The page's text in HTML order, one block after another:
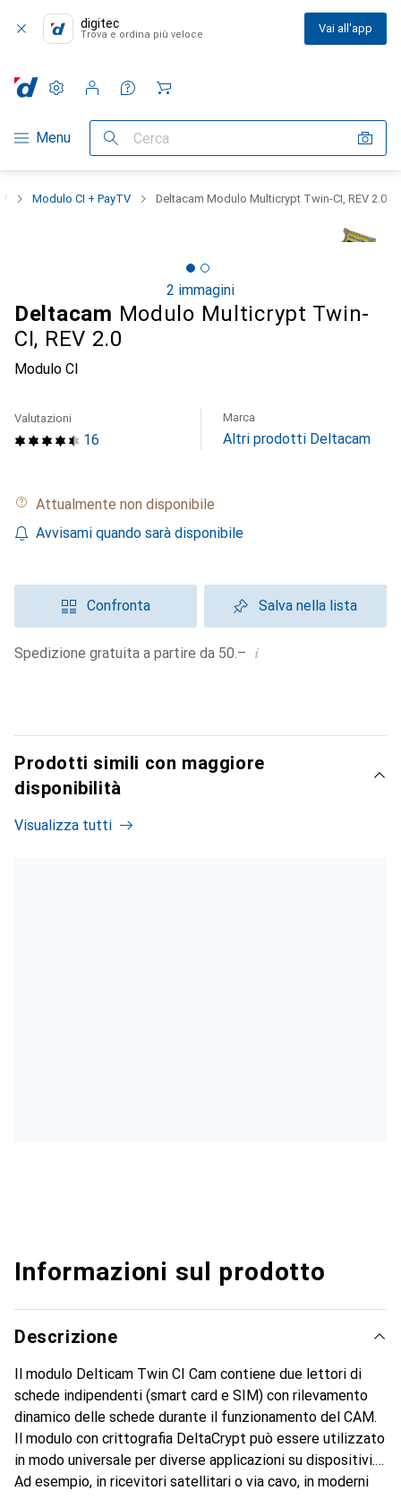
digitec
Trova e ordina più veloce Vai all'app
Categoria Navigazione
Menu Cerca
Impostazioni
Conto cliente
Liste di confronto
Liste dei desideri
Carrello
Modulo CI + PayTV Deltacam Modulo Multicrypt Twin-CI, REV 2.0
2 immagini
Deltacam Modulo Multicrypt Twin-
CI, REV 2.0
Modulo CI
16
Valutazioni Marca
Altri prodotti Deltacam
Attualmente non disponibile
Avvisami quando sarà disponibile
Confronta Salva nella lista
Spedizione gratuita a partire da 50.– i
Prodotti simili con maggiore
disponibilità
Visualizza tutti
Informazioni sul prodotto
Descrizione
Il modulo Delticam Twin CI Cam contiene due lettori di
schede indipendenti (smart card e SIM) con rilevamento
dinamico delle schede durante il funzionamento del CAM.
Il modulo con crittografia DeltaCrypt può essere utilizzato
in modo universale per diverse applicazioni su dispositivi.
Ad esempio, in ricevitori satellitari o via cavo, in moderni